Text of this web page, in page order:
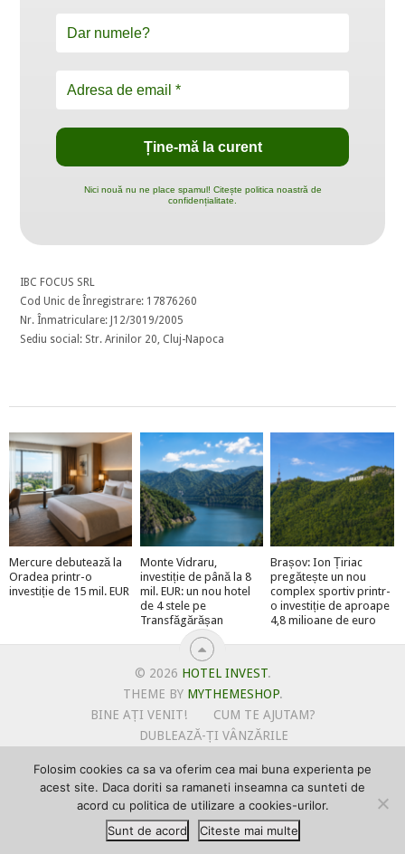
Nici nouă nu ne place spamul! Citește politica noastră de
confidențialitate.
IBC FOCUS SRL
Cod Unic de Înregistrare: 17876260
Nr. Înmatriculare: J12/3019/2005
Sediu social: Str. Arinilor 20, Cluj-Napoca
Mercure debutează la
Oradea printr-o
investiție de 15 mil. EUR
Monte Vidraru,
investiție de până la 8
mil. EUR: un nou hotel
de 4 stele pe
Transfăgărășan
Brașov: Ion Țiriac
pregătește un nou
complex sportiv printr-
o investiție de aproape
4,8 milioane de euro
© 2026 HOTEL INVEST.
THEME BY MYTHEMESHOP.
BINE AȚI VENIT!
CUM TE AJUTAM?
DUBLEAZĂ-ȚI VÂNZĂRILE
POLITICA DE UTILIZARE COOKIE-URI
PRIMEȘTI GRATUIT MEGA-CADOURI LA ABONARE
PROMOVEAZĂ-TE PE HOTELINVEST
TERMENI SI CONDITII
Folosim cookies ca sa va oferim cea mai buna experienta pe
acest site. Daca doriti sa ramaneti inseamna ca sunteti de
acord cu politica de utilizare a cookies-urilor.
Sunt de acord
Citeste mai multe